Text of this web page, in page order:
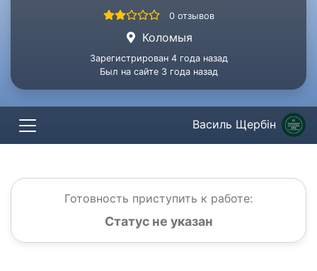
0 отзывов
Коломыя
Зарегистрирован 4 года назад
Был на сайте 3 года назад
Василь Щербін
Готовность приступить к работе:
Статус не указан